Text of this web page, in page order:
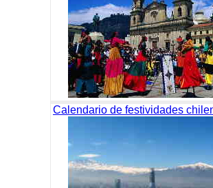
Calendario de festividades